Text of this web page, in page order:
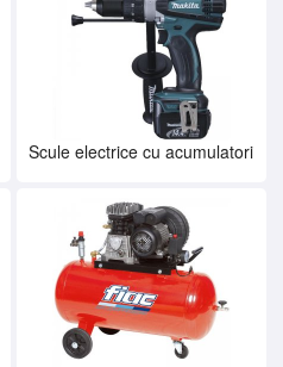
Scule electrice cu acumulatori